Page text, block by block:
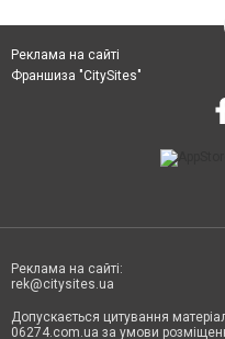
Реклама на сайті
Франшиза "CitySites"
Реклама на сайті:
rek@citysites.ua
Допускається цитування
06274.com.ua за умови